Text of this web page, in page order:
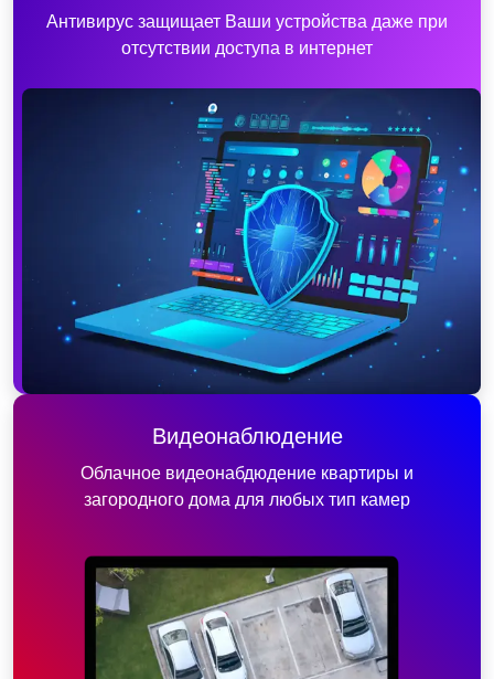
Антивирус защищает Ваши устройства даже при
отсутствии доступа в интернет
Видеонаблюдение
Облачное видеонабдюдение квартиры и
загородного дома для любых тип камер